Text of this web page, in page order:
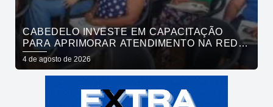
CABEDELO INVESTE EM CAPACITAÇÃO
PARA APRIMORAR ATENDIMENTO NA REDE
DE BARES E RESTAURANTES
4 de agosto de 2026